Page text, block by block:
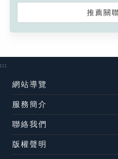
推薦關
:::
網站導覽
服務簡介
聯絡我們
版權聲明